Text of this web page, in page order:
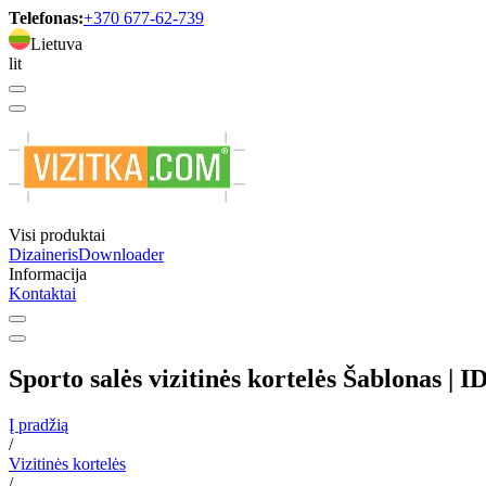
Telefonas:+370 677-62-739
Lietuva
lit
Visi produktai
DizainerisDownloader
Informacija
Kontaktai
Sporto salės vizitinės kortelės Šablonas |
Į pradžią
/
Vizitinės kortelės